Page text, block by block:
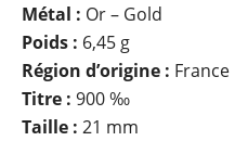
Métal : Or – Gold
Poids : 6,45 g
Région d’origine : France
Titre : 900 ‰
Taille : 21 mm